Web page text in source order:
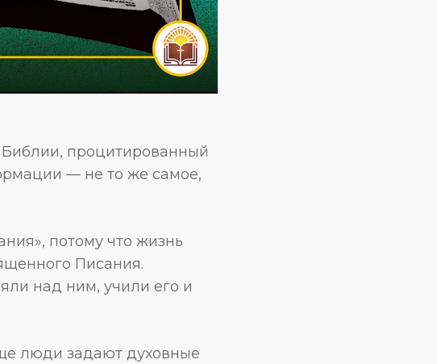
Библии, процитированный
— не то же самое,
потому что жизнь
Писания.
над ним, учили его и
люди задают духовные